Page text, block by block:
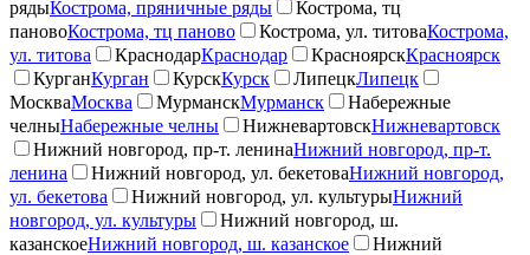
рядыКострома, пряничные ряды
Кострома, тц
пановоКострома, тц паново Кострома, ул. титоваКострома,
ул. титова
КраснодарКраснодар КрасноярскКрасноярск
КурганКурган КурскКурск ЛипецкЛипецк
МоскваМосква МурманскМурманск
Набережные
челныНабережные челны НижневартовскНижневартовск
Нижний новгород, пр-т. ленинаНижний новгород, пр-т.
ленина
Нижний новгород, ул. бекетоваНижний новгород,
ул. бекетова
Нижний новгород, ул. культурыНижний
новгород, ул. культуры
Нижний новгород, ш.
казанскоеНижний новгород, ш. казанское
Нижний